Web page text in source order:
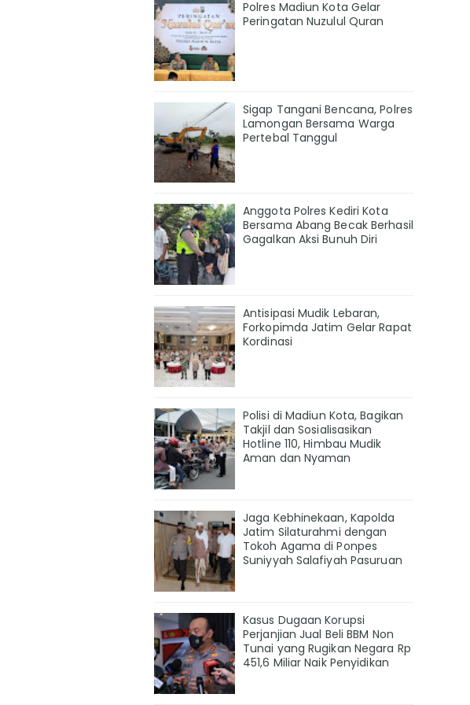
Polres Madiun Kota Gelar
Peringatan Nuzulul Quran
Sigap Tangani Bencana, Polres
Lamongan Bersama Warga
Pertebal Tanggul
Anggota Polres Kediri Kota
Bersama Abang Becak Berhasil
Gagalkan Aksi Bunuh Diri
Antisipasi Mudik Lebaran,
Forkopimda Jatim Gelar Rapat
Kordinasi
Polisi di Madiun Kota, Bagikan
Takjil dan Sosialisasikan
Hotline 110, Himbau Mudik
Aman dan Nyaman
Jaga Kebhinekaan, Kapolda
Jatim Silaturahmi dengan
Tokoh Agama di Ponpes
Suniyyah Salafiyah Pasuruan
Kasus Dugaan Korupsi
Perjanjian Jual Beli BBM Non
Tunai yang Rugikan Negara Rp
451,6 Miliar Naik Penyidikan